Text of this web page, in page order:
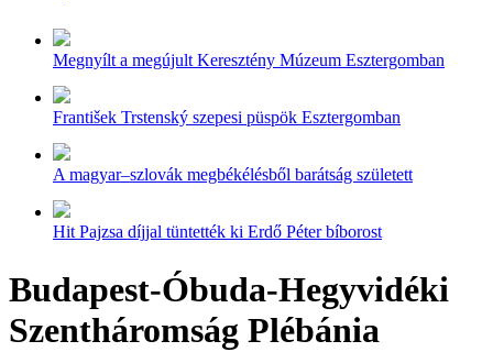
Megnyílt a megújult Keresztény Múzeum Esztergomban
František Trstenský szepesi püspök Esztergomban
A magyar–szlovák megbékélésből barátság született
Hit Pajzsa díjjal tüntették ki Erdő Péter bíborost
Budapest-Óbuda-Hegyvidéki
Szentháromság Plébánia